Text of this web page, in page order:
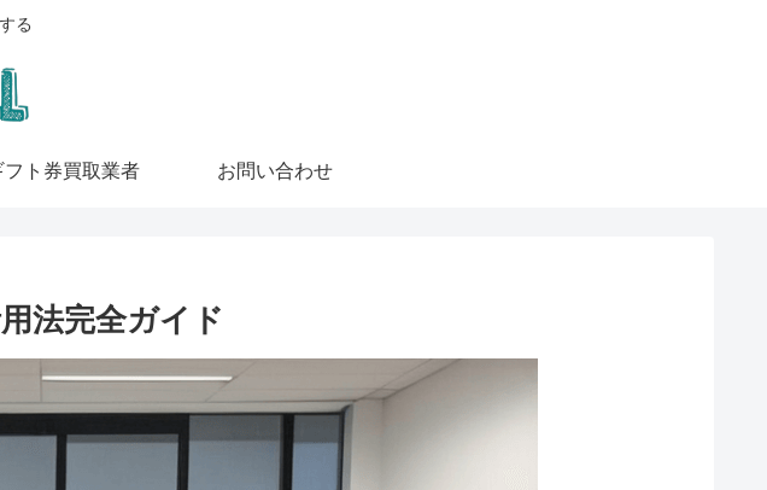
る
フト券買取業者 お問い合わせ
法完全ガイド